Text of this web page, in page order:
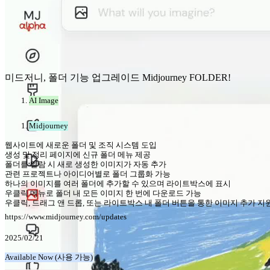
미드저니, 폴더 기능 업그레이드 Midjourney FOLDER!
AI Image
Midjourney
웹사이트에 새로운 폴더 및 조직 시스템 도입
생성 및 정리 페이지에 신규 폴더 메뉴 제공
폴더를 열람 시 새로 생성한 이미지가 자동 추가
관련 프로젝트나 아이디어별로 폴더 그룹화 가능
하나의 이미지를 여러 폴더에 추가할 수 있으며 라이트박스에 표시
우클릭 메뉴로 폴더 내 모든 이미지 한 번에 다운로드 가능
우클릭, 드래그 앤 드롭, 또는 라이트박스 내 폴더 버튼을 통한 이미지 추가 지
https://www.midjourney.com/updates
2025/02/21
Available Now (사용 가능)